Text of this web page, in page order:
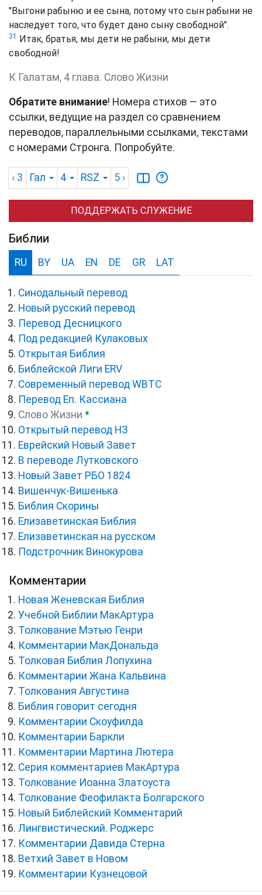
"Выгони рабыню и ее сына, потому что сын рабыни не
наследует того, что будет дано сыну свободной".
31
Итак, братья, мы дети не рабыни, мы дети
свободной!
К Галатам, 4 глава. Слово Жизни
Обратите внимание! Номера стихов — это
ссылки, ведущие на раздел со сравнением
переводов, параллельными ссылками, текстами
с номерами Стронга. Попробуйте.
‹ 3 Гал 4 RSZ 5 ›
ПОДДЕРЖАТЬ СЛУЖЕНИЕ
Библии
RU BY UA EN DE GR LAT
Синодальный перевод
Новый русский перевод
Перевод Десницкого
Под редакцией Кулаковых
Открытая Библия
Библейской Лиги ERV
Cовременный перевод WBTC
Перевод Еп. Кассиана
Слово Жизни ●
Открытый перевод НЗ
Еврейский Новый Завет
В переводе Лутковского
Новый Завет РБО 1824
Вишенчук-Вишенька
Библия Скорины
Елизаветинская Библия
Елизаветинская на русском
Подстрочник Винокурова
Комментарии
Новая Женевская Библия
Учебной Библии МакАртура
Толкование Мэтью Генри
Комментарии МакДональда
Толковая Библия Лопухина
Комментарии Жана Кальвина
Толкования Августина
Библия говорит сегодня
Комментарии Скоуфилда
Комментарии Баркли
Комментарии Мартина Лютера
Серия комментариев МакАртура
Толкование Иоанна Златоуста
Толкование Феофилакта Болгарского
Новый Библейский Комментарий
Лингвистический. Роджерс
Комментарии Давида Стерна
Ветхий Завет в Новом
Комментарии Кузнецовой